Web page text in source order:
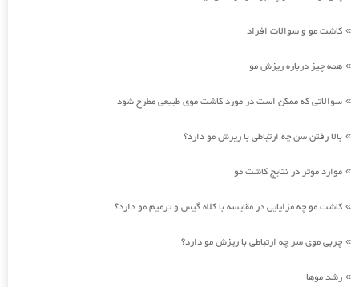
» کاشت مو و سوالات افراد
» همه چیز درباره ریزش مو
» سوالاتی که ممکن است در مورد کاشت موی طبیعی مطرح شود
» بالا رفتن سن چه ارتباطی با ریزش مو دارد؟
» موارد موثر در نتایج کاشت مو
» کاشت مو چه مزایایی در مقایسه با کلاه گیس و ترمیم مو دارد؟
» چربی موی سر چه ارتباطی با ریزش مو دارد؟
» رشد موها